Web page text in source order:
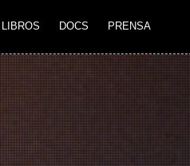
LIBROS DOCS PRENSA